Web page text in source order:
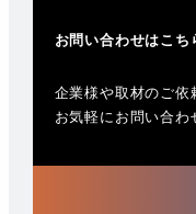
お問い合わせはこち
企業様や取材のご依
お気軽にお問い合わ